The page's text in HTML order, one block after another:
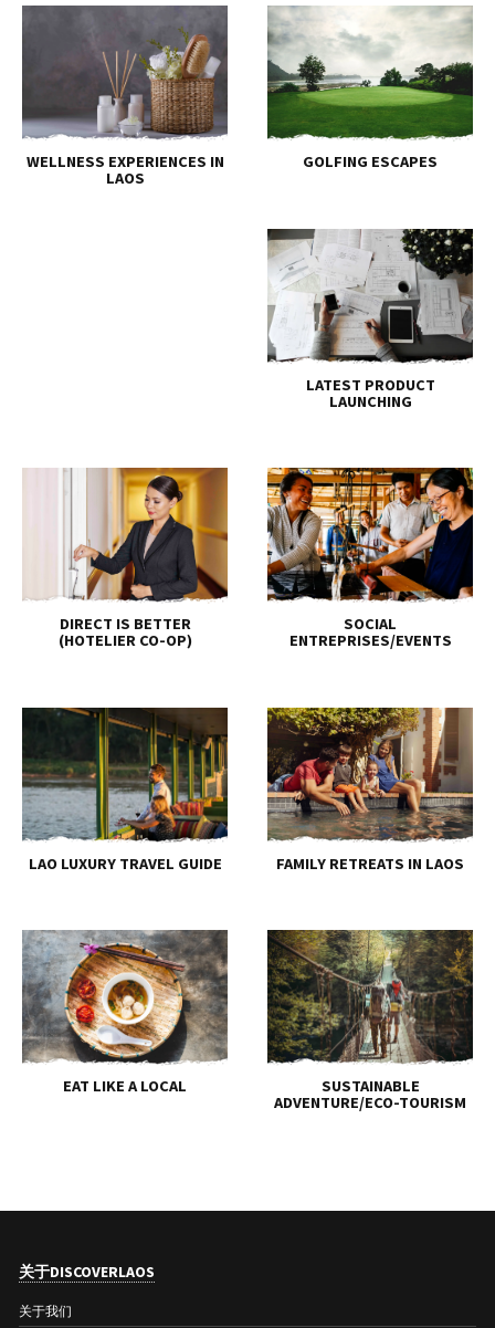
WELLNESS EXPERIENCES IN
LAOS
GOLFING ESCAPES
LATEST PRODUCT
LAUNCHING
DIRECT IS BETTER
(HOTELIER CO-OP)
SOCIAL
ENTREPRISES/EVENTS
LAO LUXURY TRAVEL GUIDE FAMILY RETREATS IN LAOS
EAT LIKE A LOCAL
SUSTAINABLE
ADVENTURE/ECO-TOURISM
关于DISCOVERLAOS
关于我们